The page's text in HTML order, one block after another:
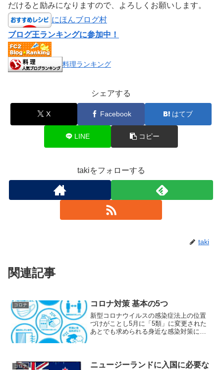
だけると励みになりますので、よろしくお願いします。
にほんブログ村
ブログ王ランキングに参加中！
料理ランキング
シェアする
X Facebook はてブ
LINE コピー
takiをフォローする
taki
関連記事
コロナ コロナ対策 基本の5つ
新型コロナウイルスの感染症法上の位置
づけがことし5月に「5類」に変更された
あとでも求められる身近な感染対策につ
た人との間隔を2メー...
コロナ
ニュージーランドに入国に必要な